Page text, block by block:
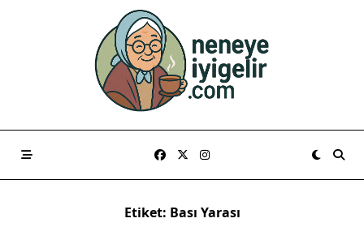
Etiket: Bası Yarası